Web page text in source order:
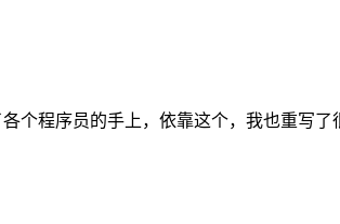
程序员的手上，依靠这个，我也重写